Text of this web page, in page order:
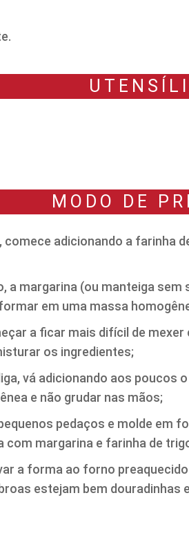
MODO DE
comece adicionando a farinha
a margarina (ou manteiga
em uma massa
a ficar mais difícil de
os ingredientes;
vá adicionando aos poucos
e não grudar nas mãos;
pedaços e molde em
com margarina e farinha de
a forma ao forno
estejam bem douradinhas